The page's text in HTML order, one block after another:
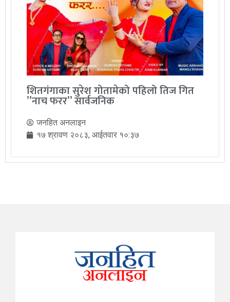
शितगंगाका सुरेश गोतामेको पहिलो तिज गित
”नाच फरर” सार्वजनिक
जनहित अनलाइन
१७ श्रावण २०८३, आईतवार १०:३७